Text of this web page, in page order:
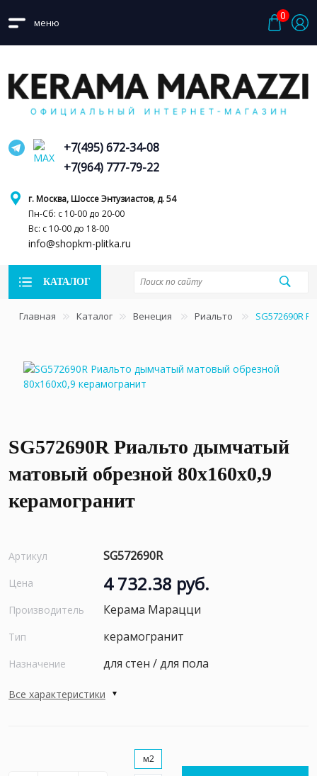
меню
0
г. Москва, Шоссе Энтузиастов, д. 54
Пн-Сб: с 10-00 до 20-00
Вс: с 10-00 до 18-00
info@shopkm-plitka.ru
+7(495) 672-34-08
+7(964) 777-79-22
КАТАЛОГ
Главная Каталог Венеция Риальто SG572690R
SG572690R Риальто дымчатый
матовый обрезной 80x160x0,9
керамогранит
Артикул SG572690R
Цена 4 732.38 руб.
Производитель Керама Марацци
Тип керамогранит
Назначение для стен / для пола
Все характеристики
м2